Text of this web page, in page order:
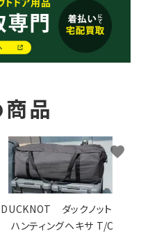
商品
ダックノット
ハンティングヘキサ T/C
favorite